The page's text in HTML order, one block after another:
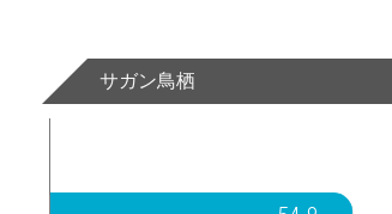
サガン鳥栖